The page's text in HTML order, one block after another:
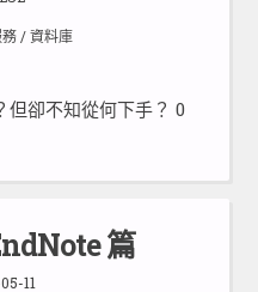
/資料庫
卻不知從何下手？ 0
篇
11